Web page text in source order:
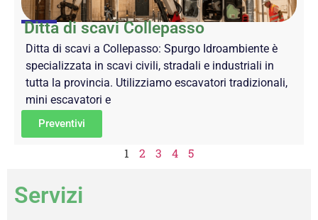
Ditta di scavi Collepasso
Ditta di scavi a Collepasso: Spurgo Idroambiente è
specializzata in scavi civili, stradali e industriali in
tutta la provincia. Utilizziamo escavatori tradizionali,
mini escavatori e
Preventivi
1 2 3 4 5
Servizi